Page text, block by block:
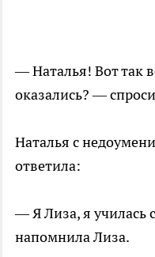
— Наталья! Вот так
оказались? —
Наталья с
ответила:
— Я Лиза, я училась
напомнила Лиза.